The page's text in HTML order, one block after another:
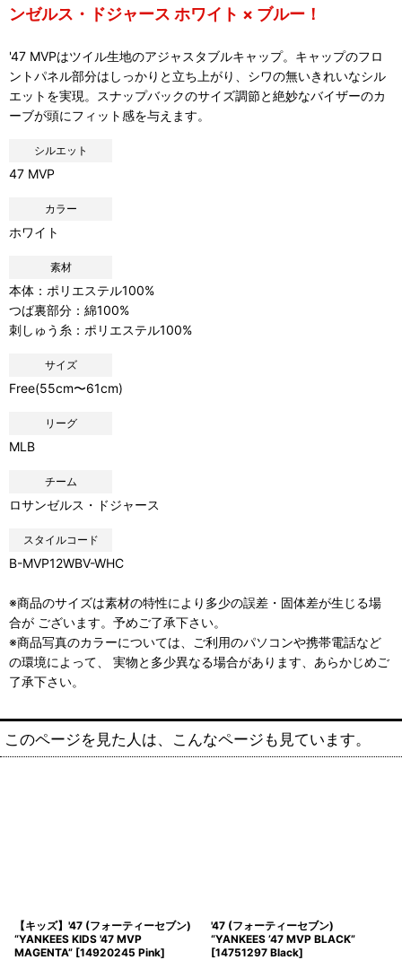
ンゼルス・ドジャース ホワイト × ブルー！
'47 MVPはツイル生地のアジャスタブルキャップ。キャップのフロ
ントパネル部分はしっかりと立ち上がり、シワの無いきれいなシル
エットを実現。スナップバックのサイズ調節と絶妙なバイザーのカ
ーブが頭にフィット感を与えます。
シルエット
47 MVP
カラー
ホワイト
素材
本体：ポリエステル100%
つば裏部分：綿100%
刺しゅう糸：ポリエステル100%
サイズ
Free(55cm〜61cm)
リーグ
MLB
チーム
ロサンゼルス・ドジャース
スタイルコード
B-MVP12WBV-WHC
※商品のサイズは素材の特性により多少の誤差・固体差が生じる場
合が ございます。予めご了承下さい。
※商品写真のカラーについては、ご利用のパソコンや携帯電話など
の環境によって、 実物と多少異なる場合があります、あらかじめご
了承下さい。
このページを見た人は、こんなページも見ています。
【キッズ】'47 (フォーティーセブン)
“YANKEES KIDS '47 MVP
MAGENTA” [14920245 Pink]
'47 (フォーティーセブン)
“YANKEES ’47 MVP BLACK”
[14751297 Black]